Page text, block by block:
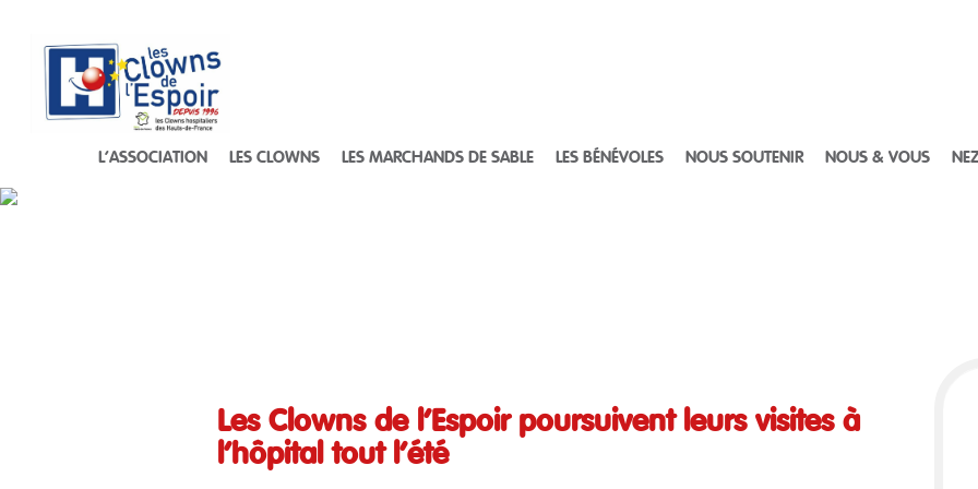
L’ASSOCIATION LES CLOWNS LES MARCHANDS DE SABLE LES BÉNÉVOLES NOUS SOUTENIR NOUS & VOUS
Les Clowns de l’Espoir poursuivent leurs visites à
l’hôpital tout l’été